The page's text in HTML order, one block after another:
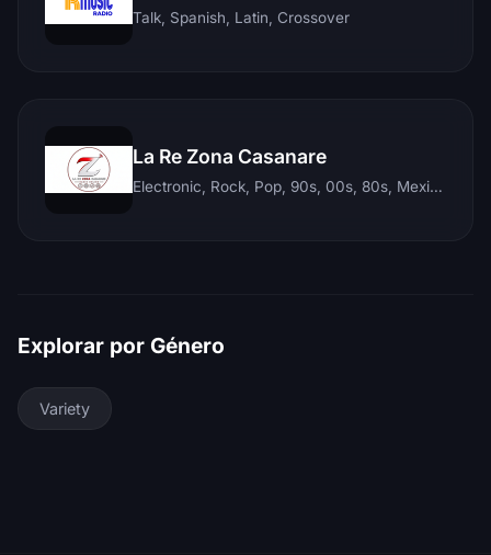
Talk, Spanish, Latin, Crossover
La Re Zona Casanare
Electronic, Rock, Pop, 90s, 00s, 80s, Mexican, Ranchera, Reggaeton, Instrumental, Salsa, Merengue, Tropical, Romantic, Vallenato, Llanera
Explorar por Género
Variety